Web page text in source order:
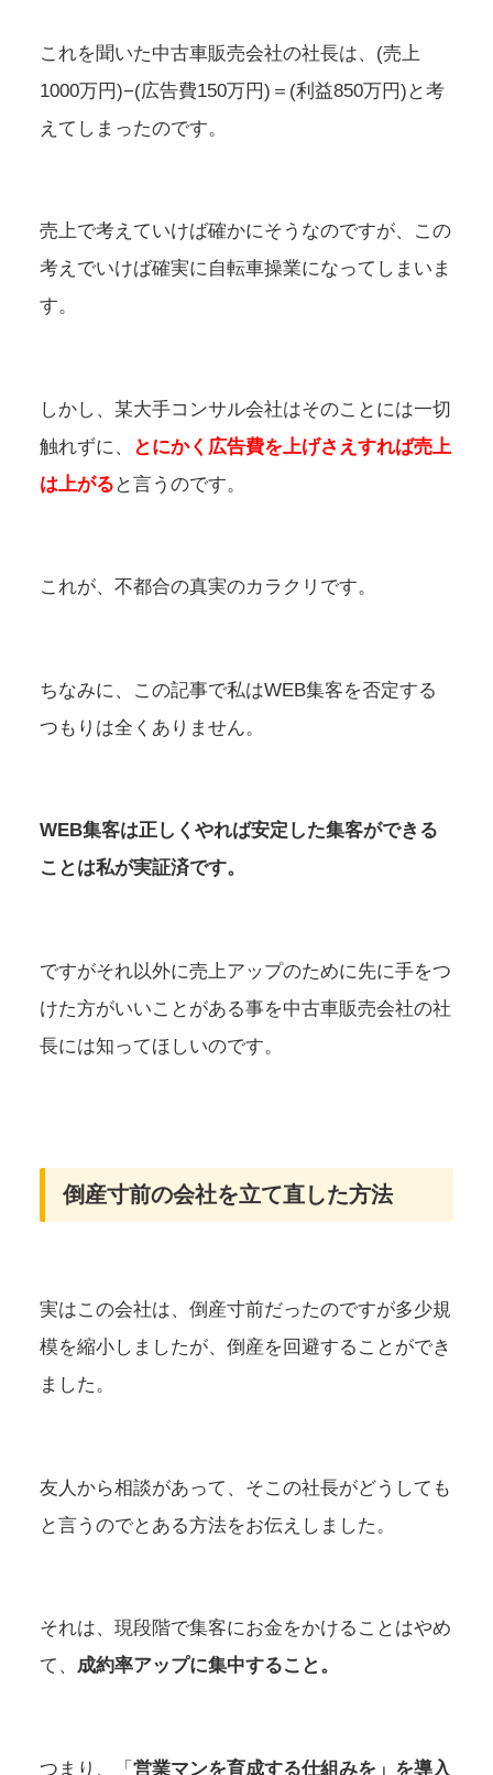
これを聞いた中古車販売会社の社長は、(売上
1000万円)−(広告費150万円)＝(利益850万円)と考
えてしまったのです。
売上で考えていけば確かにそうなのですが、この
考えでいけば確実に自転車操業になってしまいま
す。
しかし、某大手コンサル会社はそのことには一切
触れずに、
とにかく広告費を上げさえすれば売上
は上がる と言うのです。
これが、不都合の真実のカラクリです。
ちなみに、この記事で私はWEB集客を否定する
つもりは全くありません。
WEB集客は正しくやれば安定した集客ができる
ことは私が実証済です。
ですがそれ以外に売上アップのために先に手をつ
けた方がいいことがある事を中古車販売会社の社
長には知ってほしいのです。
倒産寸前の会社を立て直した方法
実はこの会社は、倒産寸前だったのですが多少規
模を縮小しましたが、倒産を回避することができ
ました。
友人から相談があって、そこの社長がどうしても
と言うのでとある方法をお伝えしました。
それは、現段階で集客にお金をかけることはやめ
て、 成約率アップに集中すること。
つまり、「 営業マンを育成する仕組みを」を導入